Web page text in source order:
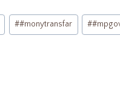
##monytransfar #